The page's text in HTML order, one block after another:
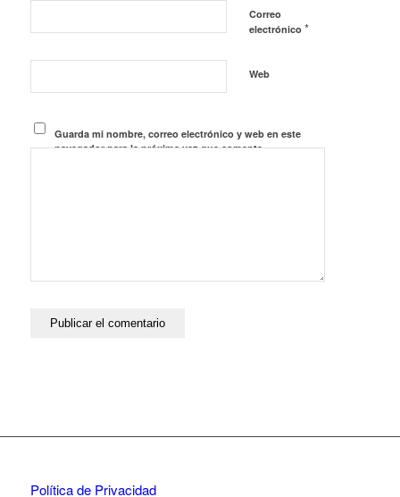
Correo
electrónico *
Web
Guarda mi nombre, correo electrónico y web en este
navegador para la próxima vez que comente.
Política de Privacidad